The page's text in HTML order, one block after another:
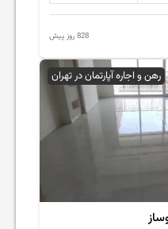
828 روز پیش
رهن و اجاره آپارتمان در تهران